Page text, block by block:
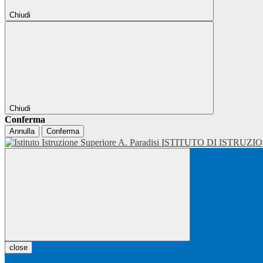
Chiudi
Chiudi
Conferma
Annulla Conferma
ISTITUTO DI
close